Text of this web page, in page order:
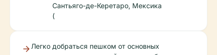
Сантьяго-де-Керетаро, Мексика
(
Легко добраться пешком от основных